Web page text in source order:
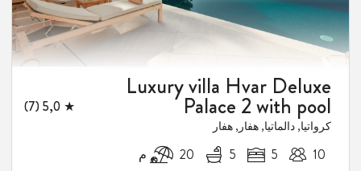
Luxury villa Hvar Deluxe
Palace 2 with pool
★ 5,0 (7)
كرواتيا, دالماتيا, هفار, هفار
10
5
5 20 م